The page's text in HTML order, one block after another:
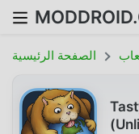
الصفحة الرئيسية